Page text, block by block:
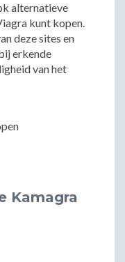
alternatieve
kunt kopen.
deze sites en
erkende
van het
Kamagra